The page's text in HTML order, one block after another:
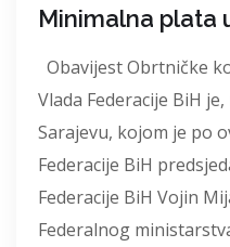
Minimalna plata
Obavijest Obrtničke
Vlada Federacije BiH
Sarajevu, kojom je po
Federacije BiH
Federacije BiH Vojin
Federalnog